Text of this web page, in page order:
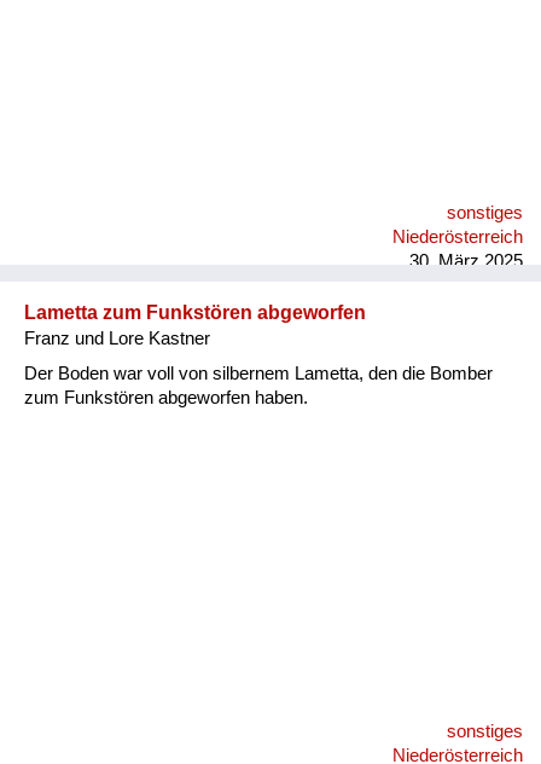
sonstiges
Niederösterreich
30. März 2025
Lametta zum Funkstören abgeworfen
Franz und Lore Kastner
Der Boden war voll von silbernem Lametta, den die Bomber
zum Funkstören abgeworfen haben.
sonstiges
Niederösterreich